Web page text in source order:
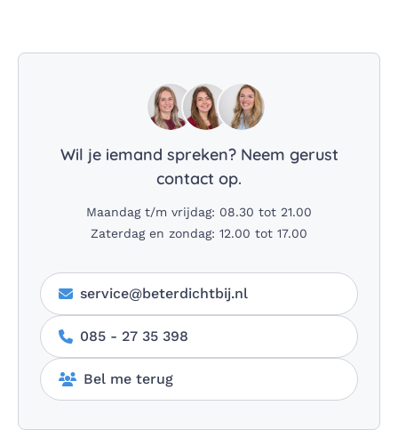
Wil je iemand spreken? Neem gerust
contact op.
Maandag t/m vrijdag: 08.30 tot 21.00
Zaterdag en zondag: 12.00 tot 17.00
service@beterdichtbij.nl
085 - 27 35 398
Bel me terug